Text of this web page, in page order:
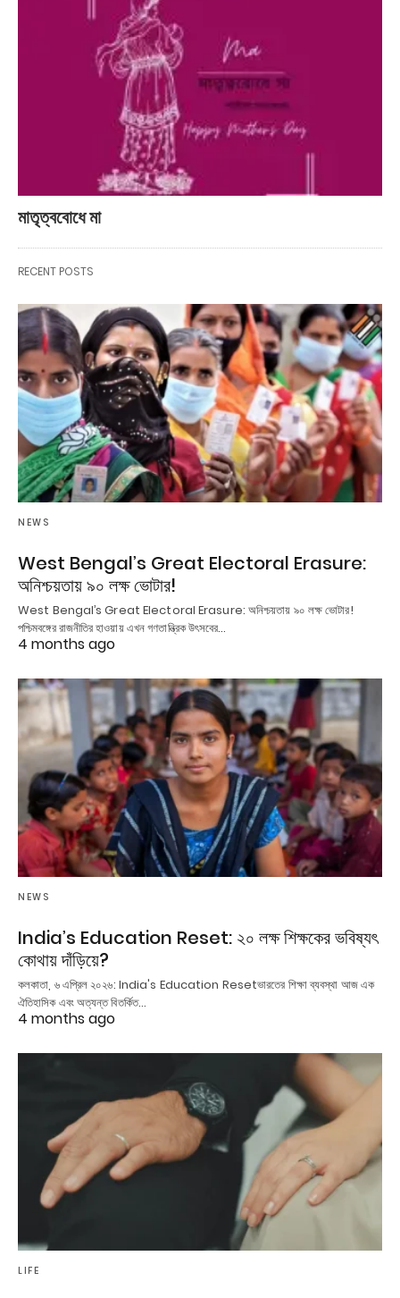
মাতৃত্ববোধে মা
RECENT POSTS
NEWS
West Bengal’s Great Electoral Erasure:
অনিশ্চয়তায় ৯০ লক্ষ ভোটার!
West Bengal’s Great Electoral Erasure: অনিশ্চয়তায় ৯০ লক্ষ ভোটার!
পশ্চিমবঙ্গের রাজনীতির হাওয়ায় এখন গণতান্ত্রিক উৎসবের…
4 months ago
NEWS
India’s Education Reset: ২০ লক্ষ শিক্ষকের ভবিষ্যৎ
কোথায় দাঁড়িয়ে?
কলকাতা, ৬ এপ্রিল ২০২৬: India's Education Resetভারতের শিক্ষা ব্যবস্থা আজ এক
ঐতিহাসিক এবং অত্যন্ত বিতর্কিত…
4 months ago
LIFE